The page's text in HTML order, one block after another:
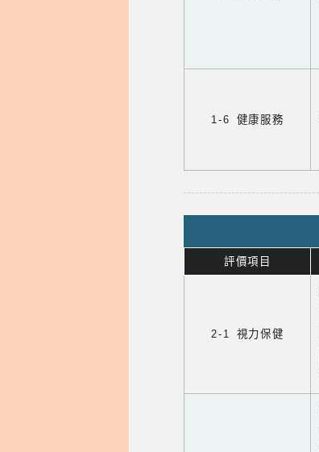
1-6 健康服務
評價項目
2-1 視力保健